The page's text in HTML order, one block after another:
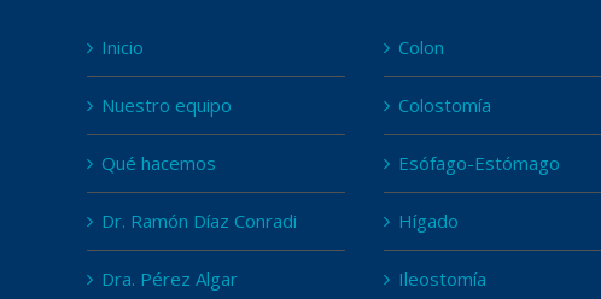
Inicio
Nuestro equipo
Qué hacemos
Dr. Ramón Díaz Conradi
Dra. Pérez Algar
Colon
Colostomía
Esófago-Estómago
Hígado
Ileostomía